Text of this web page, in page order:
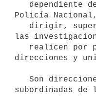
Policía
las
direcciones y
subordinadas de